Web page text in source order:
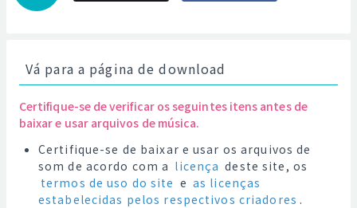
Vá para a página de download
Certifique-se de verificar os seguintes itens antes de
baixar e usar arquivos de música.
Certifique-se de baixar e usar os arquivos de
som de acordo com a licença deste site, os
termos de uso do site e as licenças
estabelecidas pelos respectivos criadores .